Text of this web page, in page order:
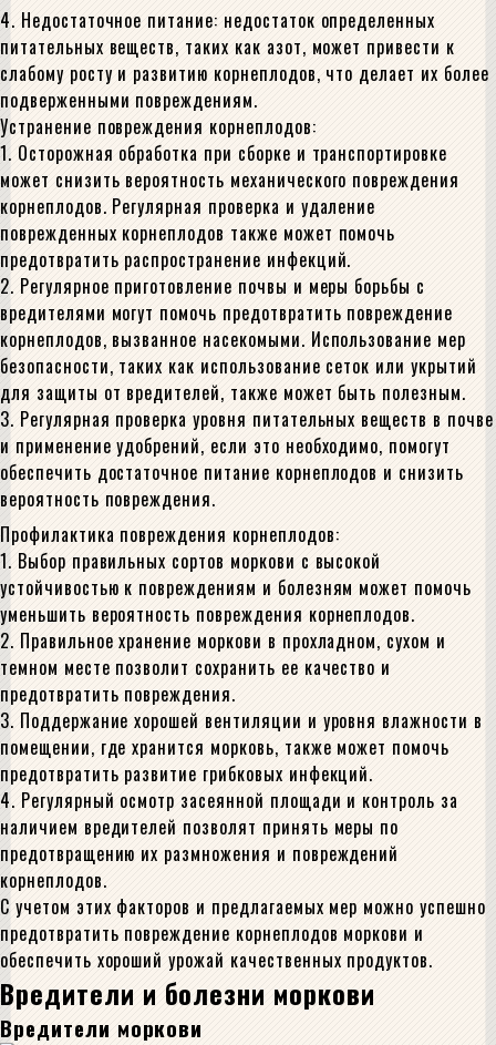
4. Недостаточное питание: недостаток определенных
питательных веществ, таких как азот, может привести к
слабому росту и развитию корнеплодов, что делает их более
подверженными повреждениям.
Устранение повреждения корнеплодов:
1. Осторожная обработка при сборке и транспортировке
может снизить вероятность механического повреждения
корнеплодов. Регулярная проверка и удаление
поврежденных корнеплодов также может помочь
предотвратить распространение инфекций.
2. Регулярное приготовление почвы и меры борьбы с
вредителями могут помочь предотвратить повреждение
корнеплодов, вызванное насекомыми. Использование мер
безопасности, таких как использование сеток или укрытий
для защиты от вредителей, также может быть полезным.
3. Регулярная проверка уровня питательных веществ в почве
и применение удобрений, если это необходимо, помогут
обеспечить достаточное питание корнеплодов и снизить
вероятность повреждения.
Профилактика повреждения корнеплодов:
1. Выбор правильных сортов моркови с высокой
устойчивостью к повреждениям и болезням может помочь
уменьшить вероятность повреждения корнеплодов.
2. Правильное хранение моркови в прохладном, сухом и
темном месте позволит сохранить ее качество и
предотвратить повреждения.
3. Поддержание хорошей вентиляции и уровня влажности в
помещении, где хранится морковь, также может помочь
предотвратить развитие грибковых инфекций.
4. Регулярный осмотр засеянной площади и контроль за
наличием вредителей позволят принять меры по
предотвращению их размножения и повреждений
корнеплодов.
С учетом этих факторов и предлагаемых мер можно успешно
предотвратить повреждение корнеплодов моркови и
обеспечить хороший урожай качественных продуктов.
Вредители и болезни моркови
Вредители моркови